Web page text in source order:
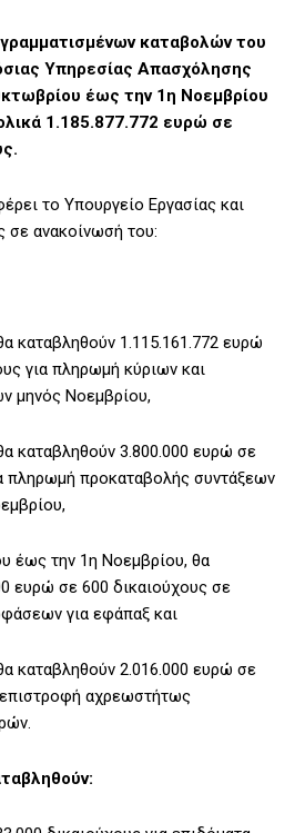
καταβολών του
Υπηρεσίας Απασχόλησης
έως την 1η Νοεμβρίου
1.185.877.772 ευρώ σε
το Υπουργείο Εργασίας και
σε ανακοίνωσή του:
καταβληθούν 1.115.161.772 ευρώ
για πληρωμή κύριων και
μηνός Νοεμβρίου,
καταβληθούν 3.800.000 ευρώ σε
πληρωμή προκαταβολής συντάξεων
έως την 1η Νοεμβρίου, θα
ευρώ σε 600 δικαιούχους σε
για εφάπαξ και
καταβληθούν 2.016.000 ευρώ σε
επιστροφή αχρεωστήτως